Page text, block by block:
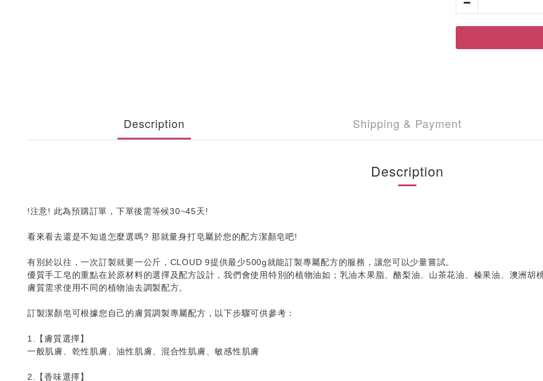
Description Shipping & Payment
Description
!注意! 此為預購訂單，下單後需等候30~45天!
看來看去還是不知道怎麼選嗎?那就量身打皂屬於您的配方潔顏皂吧!
有別於以往，一次訂製就要一公斤， CLOUD 9提供最少500g就能訂製專屬配方的服務，讓您可以少量嘗試。
優質手工皂的重點在於原材料的選擇及配方設計，我們會使用特別的植物油如；乳油木果脂、酪梨油、山茶花油、榛果油、澳洲胡
膚質需求使用不同的植物油去調製配方。
訂製潔顏皂可根據您自己的膚質調製專屬配方，以下步驟可供參考：
1.【膚質選擇】
一般肌膚、乾性肌膚、油性肌膚、混合性肌膚、敏感性肌膚
2.【香味選擇】